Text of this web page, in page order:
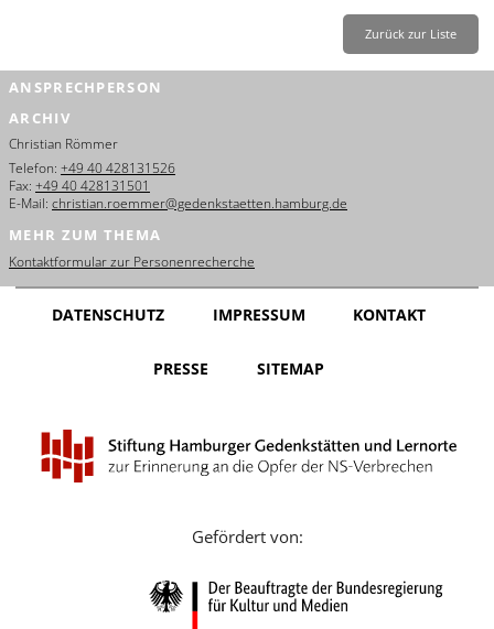
Français
Dansk
Español
Nederlands
Português
Русский
Leichte Sprache
Zurück zur Liste
ANSPRECHPERSON
ARCHIV
Christian Römmer
Telefon: +49 40 428131526
Fax: +49 40 428131501
E-Mail: christian.roemmer@gedenkstaetten.hamburg.de
MEHR ZUM THEMA
Kontaktformular zur Personenrecherche
DATENSCHUTZ IMPRESSUM KONTAKT
PRESSE SITEMAP
Gefördert von: